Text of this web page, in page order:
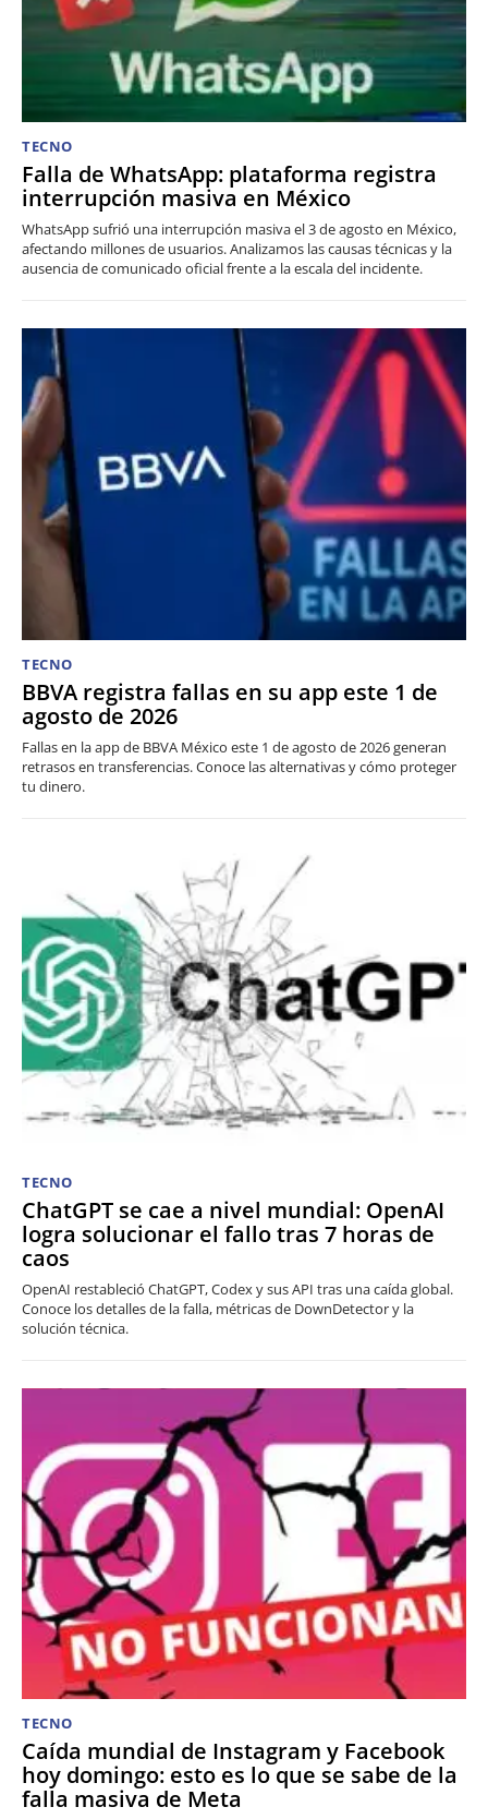
TECNO
Falla de WhatsApp: plataforma registra
interrupción masiva en México
WhatsApp sufrió una interrupción masiva el 3 de agosto en México,
afectando millones de usuarios. Analizamos las causas técnicas y la
ausencia de comunicado oficial frente a la escala del incidente.
TECNO
BBVA registra fallas en su app este 1 de
agosto de 2026
Fallas en la app de BBVA México este 1 de agosto de 2026 generan
retrasos en transferencias. Conoce las alternativas y cómo proteger
tu dinero.
TECNO
ChatGPT se cae a nivel mundial: OpenAI
logra solucionar el fallo tras 7 horas de
caos
OpenAI restableció ChatGPT, Codex y sus API tras una caída global.
Conoce los detalles de la falla, métricas de DownDetector y la
solución técnica.
TECNO
Caída mundial de Instagram y Facebook
hoy domingo: esto es lo que se sabe de la
falla masiva de Meta